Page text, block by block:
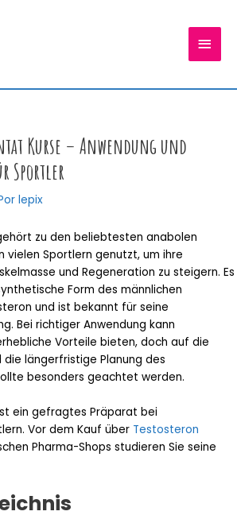
Kurse – Anwendung und
Sportler
lepix
zu den beliebtesten anabolen
vielen Sportlern genutzt, um ihre
und Regeneration zu steigern. Es
Form des männlichen
und ist bekannt für seine
Bei richtiger Anwendung kann
Vorteile bieten, doch auf die
längerfristige Planung des
besonders geachtet werden.
ein gefragtes Präparat bei
Vor dem Kauf über Testosteron
Pharma-Shops studieren Sie seine